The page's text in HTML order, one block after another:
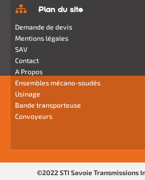
 Plan du site
Demande de devis
Mentions légales
SAV
Contact
A Propos
Ensembles mécano-soudés
Usinage
Bande transporteuse
Convoyeurs
©2022 STI Savoie Transmissions